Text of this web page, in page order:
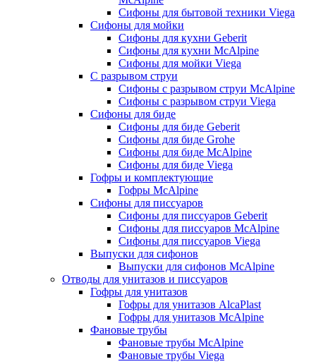
Сифоны для бытовой техники Viega
Сифоны для мойки
Сифоны для кухни Geberit
Сифоны для кухни McAlpine
Сифоны для мойки Viega
С разрывом струи
Сифоны с разрывом струи McAlpine
Сифоны с разрывом струи Viega
Сифоны для биде
Сифоны для биде Geberit
Сифоны для биде Grohe
Сифоны для биде McAlpine
Сифоны для биде Viega
Гофры и комплектующие
Гофры McAlpine
Сифоны для писсуаров
Сифоны для писсуаров Geberit
Сифоны для писсуаров McAlpine
Сифоны для писсуаров Viega
Выпуски для сифонов
Выпуски для сифонов McAlpine
Отводы для унитазов и писсуаров
Гофры для унитазов
Гофры для унитазов AlcaPlast
Гофры для унитазов McAlpine
Фановые трубы
Фановые трубы McAlpine
Фановые трубы Viega